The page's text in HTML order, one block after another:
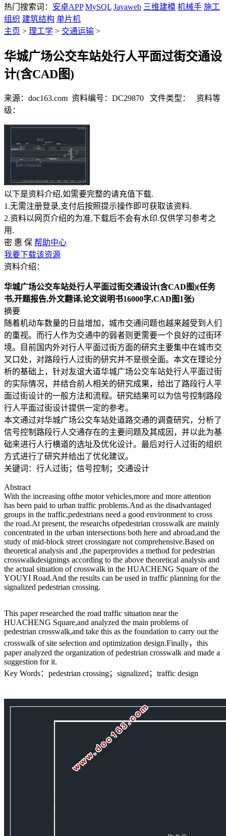
热门搜索词： 安卓APP MySQL Javaweb 三维建模 机械手 施工
组织 建筑结构 单片机
主页 > 理工学 > 交通运输 >
华城广场公交车站处行人平面过街交通设
计(含CAD图)
来源：doc163.com 资料编号：DC29870 文件类型：
资料等
级：
以下是资料介绍,如需要完整的请充值下载.
1.无需注册登录,支付后按照提示操作即可获取该资料.
2.资料以网页介绍的为准,下载后不会有水印.仅供学习参考之
用.
密 惠 保 帮助中心
我要下载该资源
资料介绍：
华城广场公交车站处行人平面过街交通设计(含CAD图)(任务
书,开题报告,外文翻译,论文说明书16000字,CAD图1张)
摘要
随着机动车数量的日益增加，城市交通问题也越来越受到人们
的重视。而行人作为交通中的弱者则更需要一个良好的过街环
境。目前国内外对行人平面过街方面的研究主要集中在城市交
叉口处，对路段行人过街的研究并不是很全面。本文在理论分
析的基础上，针对友谊大道华城广场公交车站处行人平面过街
的实际情况，并结合前人相关的研究成果，给出了路段行人平
面过街设计的一般方法和流程。研究结果可以为信号控制路段
行人平面过街设计提供一定的参考。
本文通过对华城广场公交车站处道路交通的调查研究，分析了
信号控制路段行人交通存在的主要问题及其成因，并以此为基
础来进行人行横道的选址及优化设计。最后对行人过街的组织
方式进行了研究并给出了优化建议。
关键词：行人过街；信号控制；交通设计
Abstract
With the increasing ofthe motor vehicles,more and more attention
has been paid to urban traffic problems.And as the disadvantaged
groups in the traffic,pedestrians need a good environment to cross
the road.At present, the researchs ofpedestrian crosswalk are mainly
concentrated in the urban intersections both here and abroad,and the
study of mid-block street crossingare not comprehensive.Based on
theoretical analysis and ,the paperprovides a method for pedestrian
crosswalkdesignings according to the above theoretical analysis and
the actual situation of crosswalk in the HUACHENG Square of the
YOUYI Road.And the results can be used in traffic planning for the
signalized pedestrian crossing.
This paper researched the road traffic situation near the
HUACHENG Square,and analyzed the main problems of
pedestrian crosswalk,and take this as the foundation to carry out the
crosswalk of site selection and optimization design.Finally，this
paper analyzed the organization of pedestrian crosswalk and made a
suggestion for it.
Key Words：pedestrian crossing；signalized；traffic design